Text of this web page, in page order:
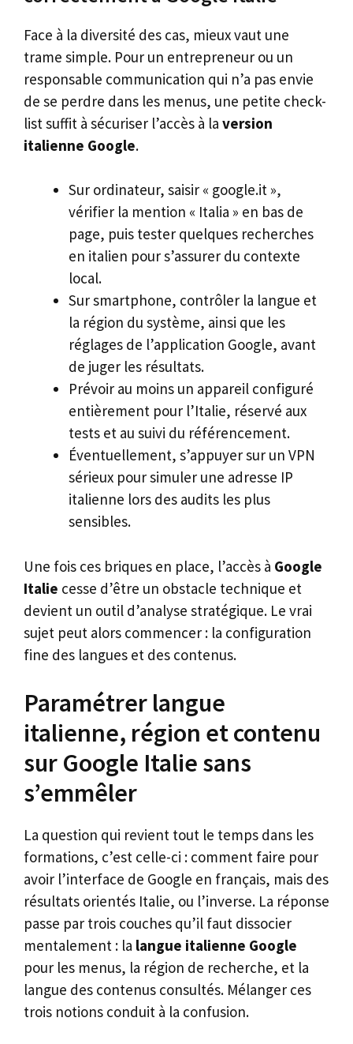
Face à la diversité des cas, mieux vaut une
trame simple. Pour un entrepreneur ou un
responsable communication qui n’a pas envie
de se perdre dans les menus, une petite check-
list suffit à sécuriser l’accès à la version
italienne Google.
Sur ordinateur, saisir « google.it »,
vérifier la mention « Italia » en bas de
page, puis tester quelques recherches
en italien pour s’assurer du contexte
local.
Sur smartphone, contrôler la langue et
la région du système, ainsi que les
réglages de l’application Google, avant
de juger les résultats.
Prévoir au moins un appareil configuré
entièrement pour l’Italie, réservé aux
tests et au suivi du référencement.
Éventuellement, s’appuyer sur un VPN
sérieux pour simuler une adresse IP
italienne lors des audits les plus
sensibles.
Une fois ces briques en place, l’accès à Google
Italie cesse d’être un obstacle technique et
devient un outil d’analyse stratégique. Le vrai
sujet peut alors commencer : la configuration
fine des langues et des contenus.
Paramétrer langue
italienne, région et contenu
sur Google Italie sans
s’emmêler
La question qui revient tout le temps dans les
formations, c’est celle-ci : comment faire pour
avoir l’interface de Google en français, mais des
résultats orientés Italie, ou l’inverse. La réponse
passe par trois couches qu’il faut dissocier
mentalement : la langue italienne Google
pour les menus, la région de recherche, et la
langue des contenus consultés. Mélanger ces
trois notions conduit à la confusion.